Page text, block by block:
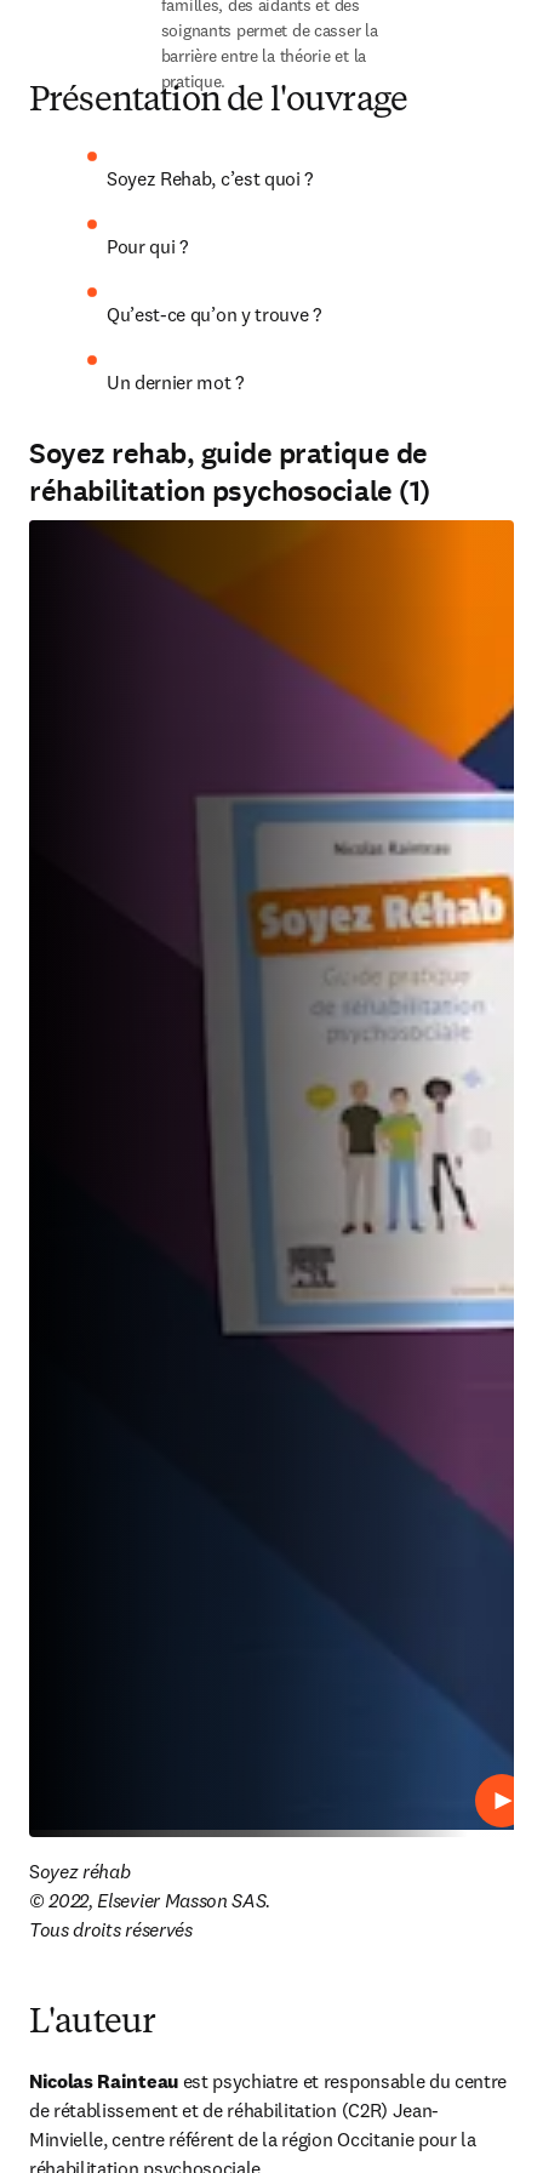
familles, des aidants et des
soignants permet de casser la
barrière entre la théorie et la
pratique.
Présentation de l'ouvrage
Soyez Rehab, c’est quoi ?
Pour qui ?
Qu’est-ce qu’on y trouve ?
Un dernier mot ?
Soyez rehab, guide pratique de
réhabilitation psychosociale (1)
Lire
Soyez réhab
© 2022, Elsevier Masson SAS.
Tous droits réservés
L'auteur
Nicolas Rainteau est psychiatre et responsable du centre
de rétablissement et de réhabilitation (C2R) Jean-
Minvielle, centre référent de la région Occitanie pour la
réhabilitation psychosociale